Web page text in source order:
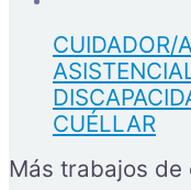
CUIDADOR/
CUÉLLAR
Más trabajos de